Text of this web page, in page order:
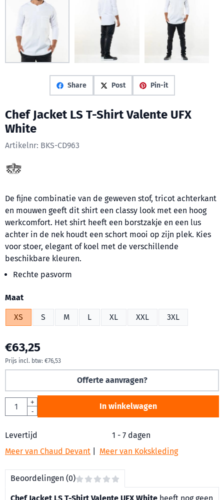
Share Post Pin-it
Chef Jacket LS T-Shirt Valente UFX
White
Artikelnr: BKS-CD963
De fijne combinatie van de geweven stof, tricot achterkant
en mouwen geeft dit shirt een classy look met een hoog
werkcomfort. Het shirt heeft een borstzakje en een lus
achter in de nek houdt een schort mooi op zijn plek. Kies
voor stoer, elegant of koel met de verschillende
beschikbare kleuren.
Rechte pasvorm
Maak een keuze voor
Maat
XS S M L XL XXL 3XL
€63,25
Prijs incl. btw: €76,53
Offerte aanvragen?
Aantal
+
-
In winkelwagen
Levertijd
1 - 7 dagen
Meer van Chaud Devant
Meer van Kokskleding
Beoordelingen (0)